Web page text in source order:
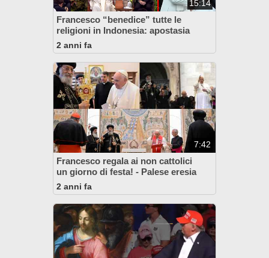
15:14
Francesco “benedice” tutte le
religioni in Indonesia: apostasia
2 anni fa
7:42
Francesco regala ai non cattolici
un giorno di festa! - Palese eresia
2 anni fa